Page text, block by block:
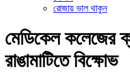
রোজায় ভাল থাকুন
মেডিকেল কলেজের
রাঙামাটিতে বিক্ষোভ